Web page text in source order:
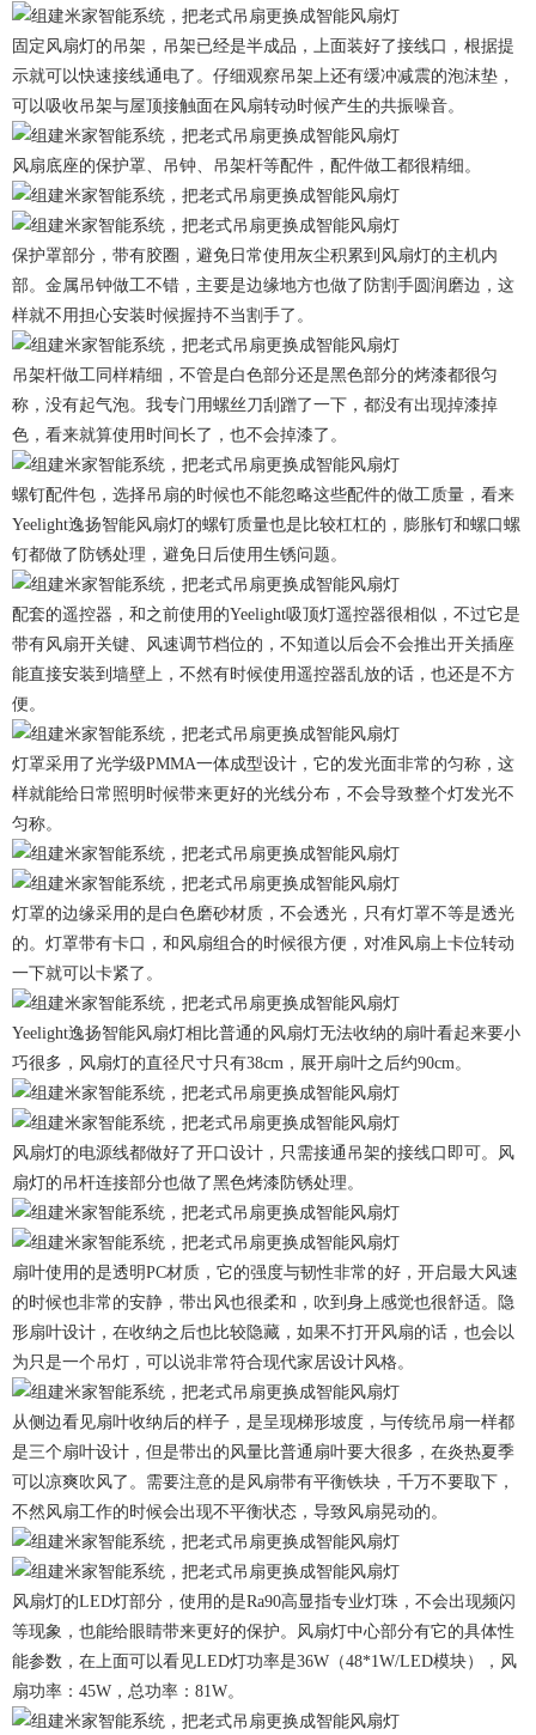
固定风扇灯的吊架，吊架已经是半成品，上面装好了接线口，根据提
示就可以快速接线通电了。仔细观察吊架上还有缓冲减震的泡沫垫，
可以吸收吊架与屋顶接触面在风扇转动时候产生的共振噪音。
风扇底座的保护罩、吊钟、吊架杆等配件，配件做工都很精细。
保护罩部分，带有胶圈，避免日常使用灰尘积累到风扇灯的主机内
部。金属吊钟做工不错，主要是边缘地方也做了防割手圆润磨边，这
样就不用担心安装时候握持不当割手了。
吊架杆做工同样精细，不管是白色部分还是黑色部分的烤漆都很匀
称，没有起气泡。我专门用螺丝刀刮蹭了一下，都没有出现掉漆掉
色，看来就算使用时间长了，也不会掉漆了。
螺钉配件包，选择吊扇的时候也不能忽略这些配件的做工质量，看来
Yeelight逸扬智能风扇灯的螺钉质量也是比较杠杠的，膨胀钉和螺口螺
钉都做了防锈处理，避免日后使用生锈问题。
配套的遥控器，和之前使用的Yeelight吸顶灯遥控器很相似，不过它是
带有风扇开关键、风速调节档位的，不知道以后会不会推出开关插座
能直接安装到墙壁上，不然有时候使用遥控器乱放的话，也还是不方
便。
灯罩采用了光学级PMMA一体成型设计，它的发光面非常的匀称，这
样就能给日常照明时候带来更好的光线分布，不会导致整个灯发光不
匀称。
灯罩的边缘采用的是白色磨砂材质，不会透光，只有灯罩不等是透光
的。灯罩带有卡口，和风扇组合的时候很方便，对准风扇上卡位转动
一下就可以卡紧了。
Yeelight逸扬智能风扇灯相比普通的风扇灯无法收纳的扇叶看起来要小
巧很多，风扇灯的直径尺寸只有38cm，展开扇叶之后约90cm。
风扇灯的电源线都做好了开口设计，只需接通吊架的接线口即可。风
扇灯的吊杆连接部分也做了黑色烤漆防锈处理。
扇叶使用的是透明PC材质，它的强度与韧性非常的好，开启最大风速
的时候也非常的安静，带出风也很柔和，吹到身上感觉也很舒适。隐
形扇叶设计，在收纳之后也比较隐藏，如果不打开风扇的话，也会以
为只是一个吊灯，可以说非常符合现代家居设计风格。
从侧边看见扇叶收纳后的样子，是呈现梯形坡度，与传统吊扇一样都
是三个扇叶设计，但是带出的风量比普通扇叶要大很多，在炎热夏季
可以凉爽吹风了。需要注意的是风扇带有平衡铁块，千万不要取下，
不然风扇工作的时候会出现不平衡状态，导致风扇晃动的。
风扇灯的LED灯部分，使用的是Ra90高显指专业灯珠，不会出现频闪
等现象，也能给眼睛带来更好的保护。风扇灯中心部分有它的具体性
能参数，在上面可以看见LED灯功率是36W（48*1W/LED模块），风
扇功率：45W，总功率：81W。